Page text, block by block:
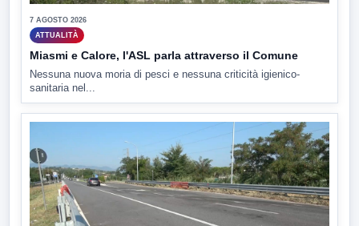
7 AGOSTO 2026
ATTUALITÀ
Miasmi e Calore, l'ASL parla attraverso il Comune
Nessuna nuova moria di pesci e nessuna criticità igienico-
sanitaria nel...